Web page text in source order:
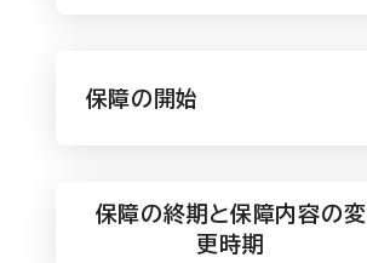
保障の開始
保障の終期と保障内容の変
更時期